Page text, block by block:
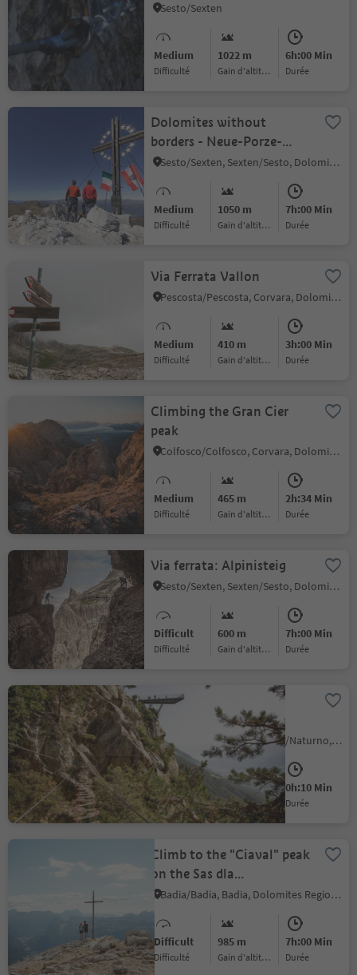
Sesto/Sexten
Medium
Difficulté
1022 m
Gain d'altitude
6h:00 Min
durée
Dolomites without
borders - Neue-Porze-
Hütte hut - Filmoor-
Sesto/Sexten, Sexten/Sesto, Dolomites Region 3 Zinnen
Medium
Difficulté
1050 m
Gain d'altitude
7h:00 Min
durée
Via Ferrata Vallon
Pescosta/Pescosta, Corvara, Dolomites Region Alta Badia
Medium
Difficulté
410 m
Gain d'altitude
3h:00 Min
durée
Climbing the Gran Cier
peak
Colfosco/Colfosco, Corvara, Dolomites Region Alta Badia
Medium
Difficulté
465 m
Gain d'altitude
2h:34 Min
durée
Via ferrata: Alpinisteig
Sesto/Sexten, Sexten/Sesto, Dolomites Region 3 Zinnen
Difficult
Difficulté
600 m
Gain d'altitude
7h:00 Min
durée
Via Ferrata Knott
Unterstell
Naturno/Naturns, Naturns/Naturno, Meran/Merano and environs
Medium
Difficulté
68 m
Gain d'altitude
0h:10 Min
durée
Climb to the "Ciaval" peak
on the Sas dla
Crusc/Santa Croce
Badia/Badia, Badia, Dolomites Region Alta Badia
Difficult
Difficulté
985 m
Gain d'altitude
7h:00 Min
durée